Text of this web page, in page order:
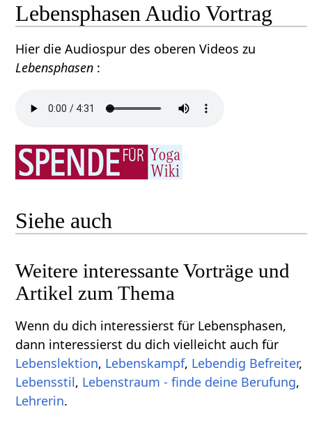
Lebensphasen Audio Vortrag
Hier die Audiospur des oberen Videos zu
Lebensphasen :
Siehe auch
Weitere interessante Vorträge und
Artikel zum Thema
Wenn du dich interessierst für Lebensphasen,
dann interessierst du dich vielleicht auch für
Lebenslektion, Lebenskampf, Lebendig Befreiter,
Lebensstil, Lebenstraum - finde deine Berufung,
Lehrerin.